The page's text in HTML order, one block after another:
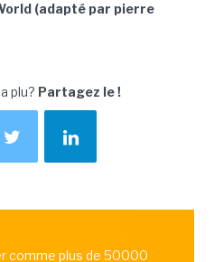
(adapté par pierre
plu? Partagez le !
comme plus de 50000